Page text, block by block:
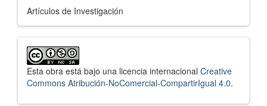
Artículos de Investigación
Esta obra está bajo una licencia internacional Creative
Commons Atribución-NoComercial-CompartirIgual 4.0.